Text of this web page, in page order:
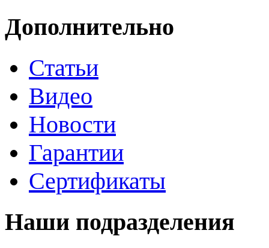
Дополнительно
Статьи
Видео
Новости
Гарантии
Сертификаты
Наши подразделения